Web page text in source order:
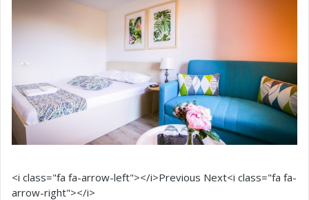
<i class="fa fa-arrow-left"></i>Previous Next<i class="fa fa-
arrow-right"></i>